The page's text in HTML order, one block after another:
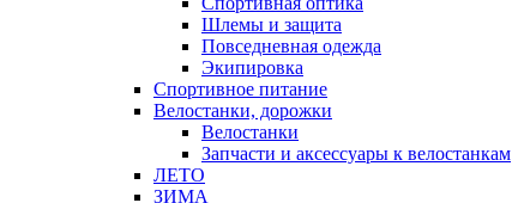
Шлемы и защита
Повседневная одежда
Экипировка
Спортивное питание
Велостанки, дорожки
Велостанки
Запчасти и аксессуары к велостанкам
ЛЕТО
ЗИМА